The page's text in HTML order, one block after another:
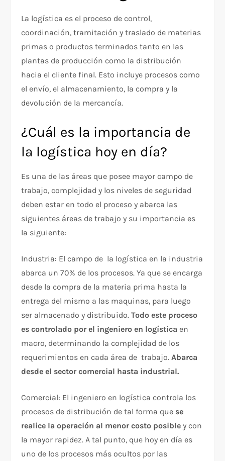
La logística es el proceso de control,
coordinación, tramitación y traslado de materias
primas o productos terminados tanto en las
plantas de producción como la distribución
hacia el cliente final. Esto incluye procesos como
el envío, el almacenamiento, la compra y la
devolución de la mercancía.
¿Cuál es la importancia de
la logística hoy en día?
Es una de las áreas que posee mayor campo de
trabajo, complejidad y los niveles de seguridad
deben estar en todo el proceso y abarca las
siguientes áreas de trabajo y su importancia es
la siguiente:
Industria: El campo de la logística en la industria
abarca un 70% de los procesos. Ya que se encarga
desde la compra de la materia prima hasta la
entrega del mismo a las maquinas, para luego
ser almacenado y distribuido.Todo este proceso
es controlado por el ingeniero en logística en
macro, determinando la complejidad de los
requerimientos en cada área de trabajo.Abarca
desde el sector comercial hasta industrial.
Comercial: El ingeniero en logística controla los
procesos de distribución de tal forma que se
realice la operación al menor costo posible y con
la mayor rapidez. A tal punto, que hoy en día es
uno de los procesos más ocultos por las